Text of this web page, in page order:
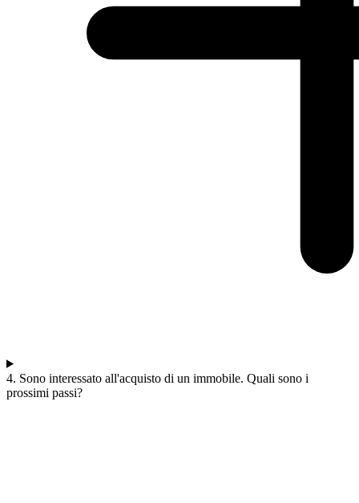
4. Sono interessato all'acquisto di un immobile. Quali sono i
prossimi passi?